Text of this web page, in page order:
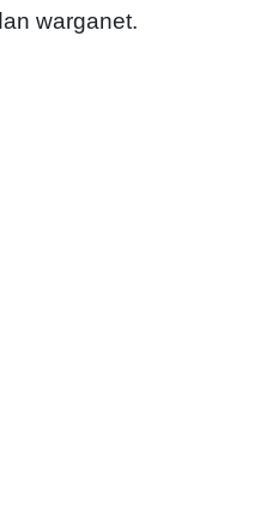
warganet.